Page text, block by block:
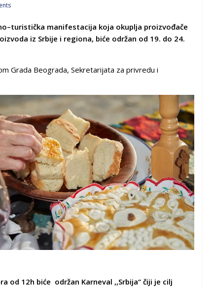
manifestacija koja okuplja proizvođače
iz Srbije i regiona, biće održan od 19. do 24.
Grada Beograda, Sekretarijata za privredu i
od 12h biće održan Karneval ,,Srbija“ čiji je cilj